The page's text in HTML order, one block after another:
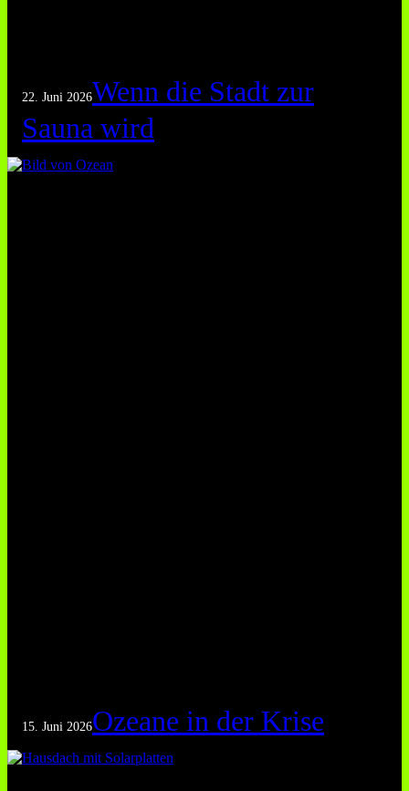
22. Juni 2026Wenn die Stadt zur
Sauna wird
15. Juni 2026Ozeane in der Krise